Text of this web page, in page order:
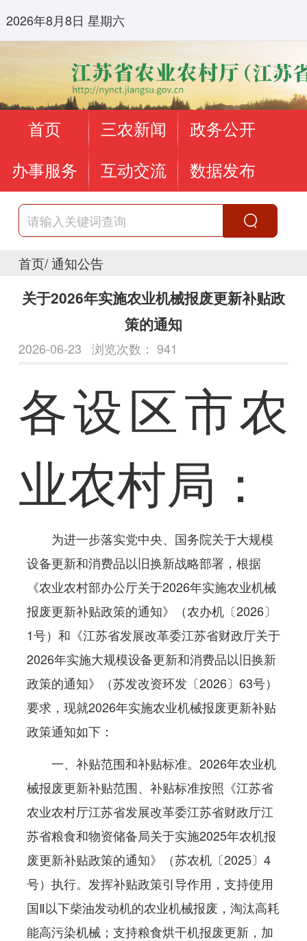
2026年8月8日 星期六
首页 三农新闻 政务公开
办事服务 互动交流 数据发布
首页/通知公告
关于2026年实施农业机械报废更新补贴政
策的通知
2026-06-23 浏览次数： 941
各设区市农
业农村局：
为进一步落实党中央、国务院关于大规模
设备更新和消费品以旧换新战略部署，根据
《农业农村部办公厅关于2026年实施农业机械
报废更新补贴政策的通知》（农办机〔2026〕
1号）和《江苏省发展改革委江苏省财政厅关于
2026年实施大规模设备更新和消费品以旧换新
政策的通知》（苏发改资环发〔2026〕63号）
要求，现就2026年实施农业机械报废更新补贴
政策通知如下：
一、补贴范围和补贴标准。2026年农业机
械报废更新补贴范围、补贴标准按照《江苏省
农业农村厅江苏省发展改革委江苏省财政厅江
苏省粮食和物资储备局关于实施2025年农机报
废更新补贴政策的通知》（苏农机〔2025〕4
号）执行。发挥补贴政策引导作用，支持使用
国Ⅱ以下柴油发动机的农业机械报废，淘汰高耗
能高污染机械；支持粮食烘干机报废更新，加